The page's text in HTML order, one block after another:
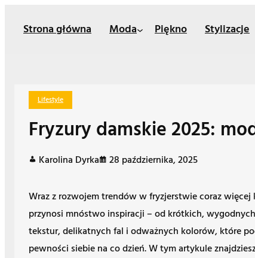
Strona główna Moda Piękno Stylizacje
Lifestyle
Fryzury damskie 2025:
Karolina Dyrka 28 października, 2025
Wraz z rozwojem trendów w fryzjerstwie coraz
przynosi mnóstwo inspiracji – od krótkich,
tekstur, delikatnych fal i odważnych kolorów, które
pewności siebie na co dzień. W tym artykule